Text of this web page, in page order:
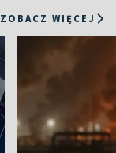
ZOBACZ WIĘCEJ